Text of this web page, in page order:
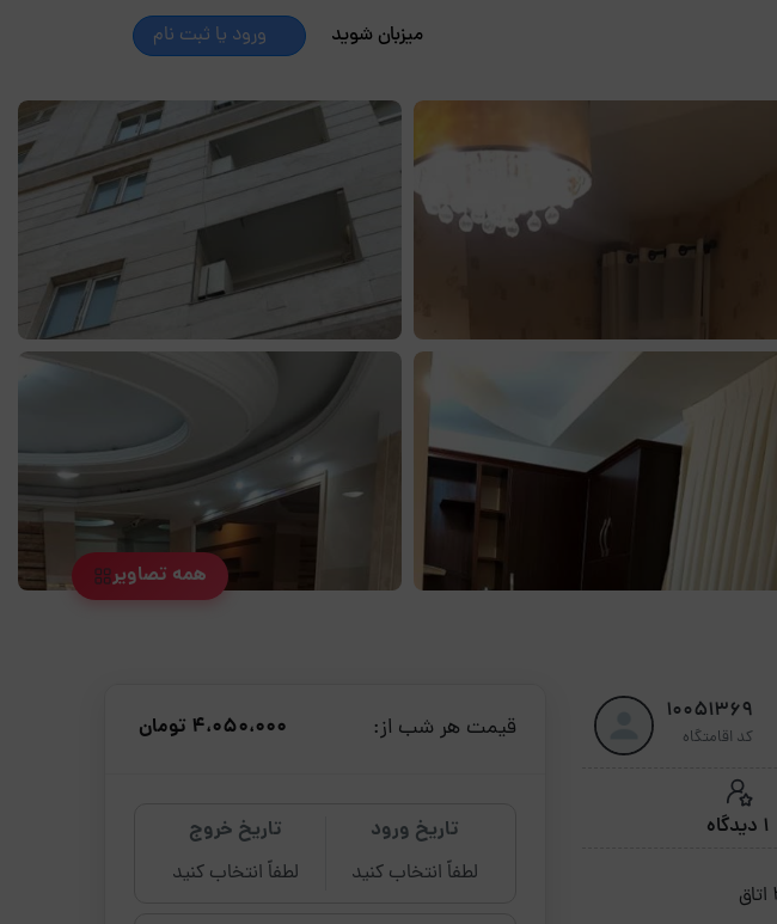
میزبان شوید ورود یا ثبت نام
همه تصاویر
10051369
کد اقامتگاه
1 دیدگاه
قیمت هر شب از: 4،050،000 تومان
تاریخ ورود
لطفاً انتخاب کنید
تاریخ خروج
لطفاً انتخاب کنید